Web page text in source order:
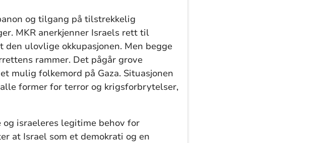
og tilgang på tilstrekkelig
MKR anerkjenner Israels rett til
ulovlige okkupasjonen. Men begge
rammer. Det pågår grove
mulig folkemord på Gaza. Situasjonen
former for terror og krigsforbrytelser,
israeleres legitime behov for
at Israel som et demokrati og en